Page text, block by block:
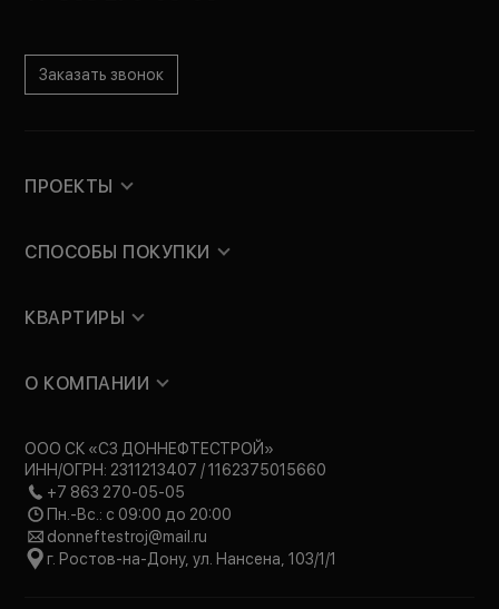
Заказать звонок
ПРОЕКТЫ
СПОСОБЫ ПОКУПКИ
КВАРТИРЫ
О КОМПАНИИ
ООО СК «СЗ ДОННЕФТЕСТРОЙ»
ИНН/ОГРН: 2311213407 / 1162375015660
+7 863 270-05-05
Пн.-Вс.: с 09:00 до 20:00
donneftestroj@mail.ru
г. Ростов-на-Дону, ул. Нансена, 103/1/1